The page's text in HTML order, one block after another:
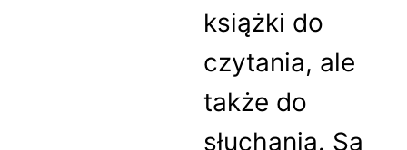
książki do
czytania, ale
także do
słuchania. Są